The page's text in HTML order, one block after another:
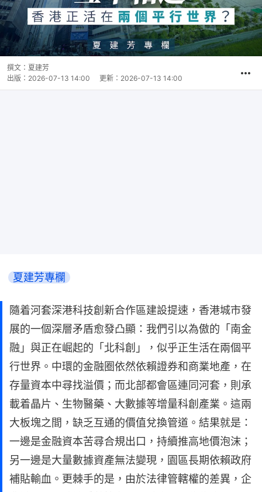
撰文： 夏建芳
出版： 2026-07-13 14:00 更新： 2026-07-13 14:00
夏建芳專欄
隨着河套深港科技創新合作區建設提速，香港城市發
展的一個深層矛盾愈發凸顯：我們引以為傲的「南金
融」與正在崛起的「北科創」，似乎正生活在兩個平
行世界。中環的金融圈依然依賴證券和商業地產，在
存量資本中尋找溢價；而北部都會區連同河套，則承
載着晶片、生物醫藥、大數據等增量科創產業。這兩
大板塊之間，缺乏互通的價值兌換管道。結果就是：
一邊是金融資本苦尋合規出口，持續推高地價泡沫；
另一邊是大量數據資產無法變現，園區長期依賴政府
補貼輸血。更棘手的是，由於法律管轄權的差異，企